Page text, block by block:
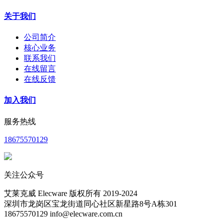
关于我们
公司简介
核心业务
联系我们
在线留言
在线反馈
加入我们
服务热线
18675570129
关注公众号
艾莱克威 Elecware 版权所有 2019-2024
深圳市龙岗区宝龙街道同心社区新星路8号A栋301
18675570129 info@elecware.com.cn